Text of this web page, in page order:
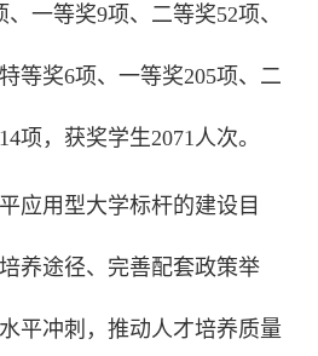
一等奖9项、二等奖52项、
等奖6项、一等奖205项、二
项，获奖学生2071人次。
应用型大学标杆的建设目
养途径、完善配套政策举
平冲刺，推动人才培养质量